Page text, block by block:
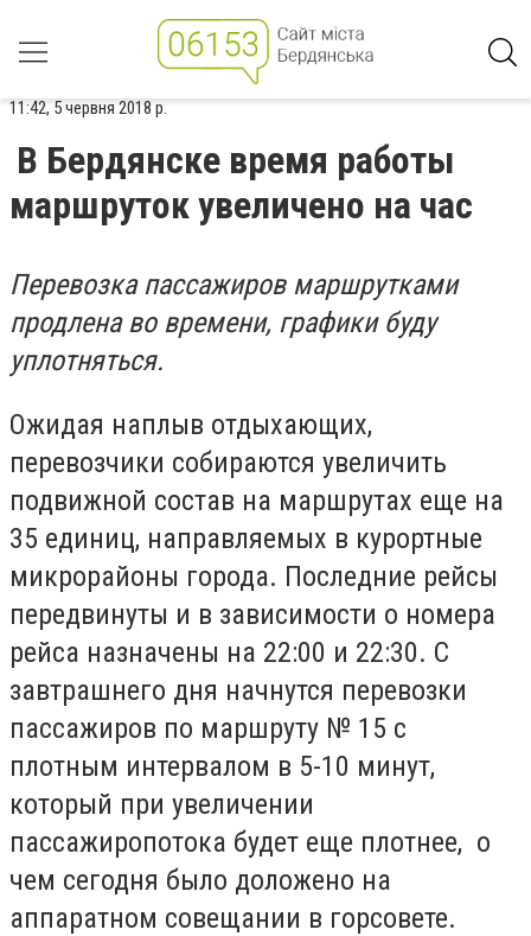
11:42, 5 червня 2018 р.
В Бердянске время работы
маршруток увеличено на час
Перевозка пассажиров маршрутками
продлена во времени, графики буду
уплотняться.
Ожидая наплыв отдыхающих,
перевозчики собираются увеличить
подвижной состав на маршрутах еще на
35 единиц, направляемых в курортные
микрорайоны города. Последние рейсы
передвинуты и в зависимости о номера
рейса назначены на 22:00 и 22:30. С
завтрашнего дня начнутся перевозки
пассажиров по маршруту № 15 с
плотным интервалом в 5-10 минут,
который при увеличении
пассажиропотока будет еще плотнее, о
чем сегодня было доложено на
аппаратном совещании в горсовете.